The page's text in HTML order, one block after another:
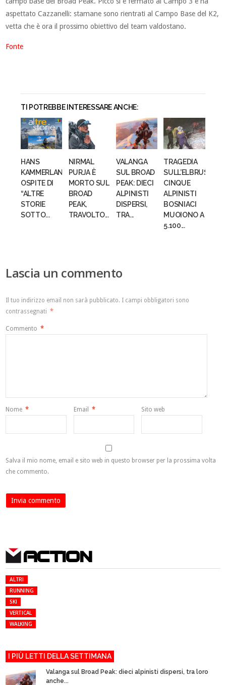
aspettato Cazzanelli: stamane sono rientrati al Campo Base del K2,
vetta che è ora il prossimo obiettivo del team valdostano.
Fonte
TI POTREBBE INTERESSARE ANCHE:
HANS
KAMMERLANDER
OSPITE DI
“ALTRE
STORIE
SOTTO...
NIRMAL
PURJA È
MORTO SUL
BROAD
PEAK,
TRAVOLTO...
VALANGA
SUL BROAD
PEAK: DIECI
ALPINISTI
DISPERSI,
TRA...
TRAGEDIA
SULL’ELBRUS:
CINQUE
ALPINISTI
BOSNIACI
MUOIONO A
5.100...
Lascia un commento
Il tuo indirizzo email non sarà pubblicato. I campi obbligatori sono
contrassegnati *
Commento *
Nome * Email * Sito web
Salva il mio nome, email e sito web in questo browser per la prossima volta
che commento.
ACTION
ALTRI
RUNNING
SKI
VERTICAL
WALKING
I PIÙ LETTI DELLA SETTIMANA
Valanga sul Broad Peak: dieci alpinisti dispersi, tra loro
anche...